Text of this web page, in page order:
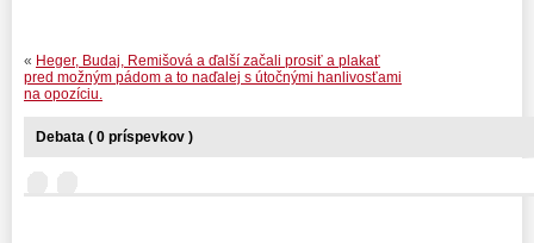
« Heger, Budaj, Remišová a ďalší začali prosiť a plakať
pred možným pádom a to naďalej s útočnými hanlivosťami
na opozíciu.
Debata ( 0 príspevkov )